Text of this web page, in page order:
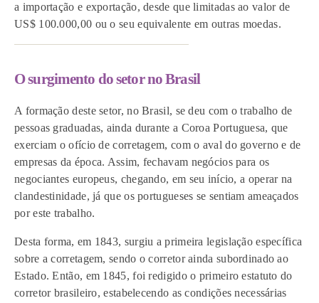
a importação e exportação, desde que limitadas ao valor de
US$ 100.000,00 ou o seu equivalente em outras moedas.
O surgimento do setor no Brasil
A formação deste setor, no Brasil, se deu com o trabalho de
pessoas graduadas, ainda durante a Coroa Portuguesa, que
exerciam o ofício de corretagem, com o aval do governo e de
empresas da época. Assim, fechavam negócios para os
negociantes europeus, chegando, em seu início, a operar na
clandestinidade, já que os portugueses se sentiam ameaçados
por este trabalho.
Desta forma, em 1843, surgiu a primeira legislação específica
sobre a corretagem, sendo o corretor ainda subordinado ao
Estado. Então, em 1845, foi redigido o primeiro estatuto do
corretor brasileiro, estabelecendo as condições necessárias